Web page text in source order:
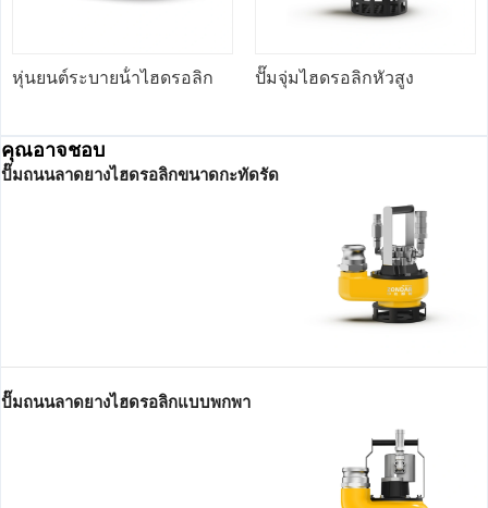
รอลิก ปั๊มจุ่มไฮดรอลิกหัวสูง
ปั๊มถนนลาดยางไฮ
คุณอาจชอบ
ปั๊มถนนลาดยางไฮดรอลิกขนาดกะทัดรัด
ปั๊มถนนลาดยางไฮดรอลิกแบบพกพา